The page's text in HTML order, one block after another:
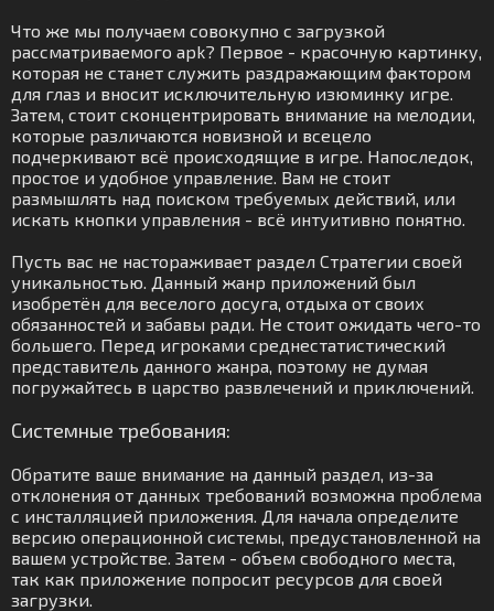
Что же мы получаем совокупно с загрузкой
рассматриваемого apk? Первое - красочную картинку,
которая не станет служить раздражающим фактором
для глаз и вносит исключительную изюминку игре.
Затем, стоит сконцентрировать внимание на мелодии,
которые различаются новизной и всецело
подчеркивают всё происходящие в игре. Напоследок,
простое и удобное управление. Вам не стоит
размышлять над поиском требуемых действий, или
искать кнопки управления - всё интуитивно понятно.
Пусть вас не настораживает раздел Стратегии своей
уникальностью. Данный жанр приложений был
изобретён для веселого досуга, отдыха от своих
обязанностей и забавы ради. Не стоит ожидать чего-то
большего. Перед игроками среднестатистический
представитель данного жанра, поэтому не думая
погружайтесь в царство развлечений и приключений.
Системные требования:
Обратите ваше внимание на данный раздел, из-за
отклонения от данных требований возможна проблема
с инсталляцией приложения. Для начала определите
версию операционной системы, предустановленной на
вашем устройстве. Затем - объем свободного места,
так как приложение попросит ресурсов для своей
загрузки.